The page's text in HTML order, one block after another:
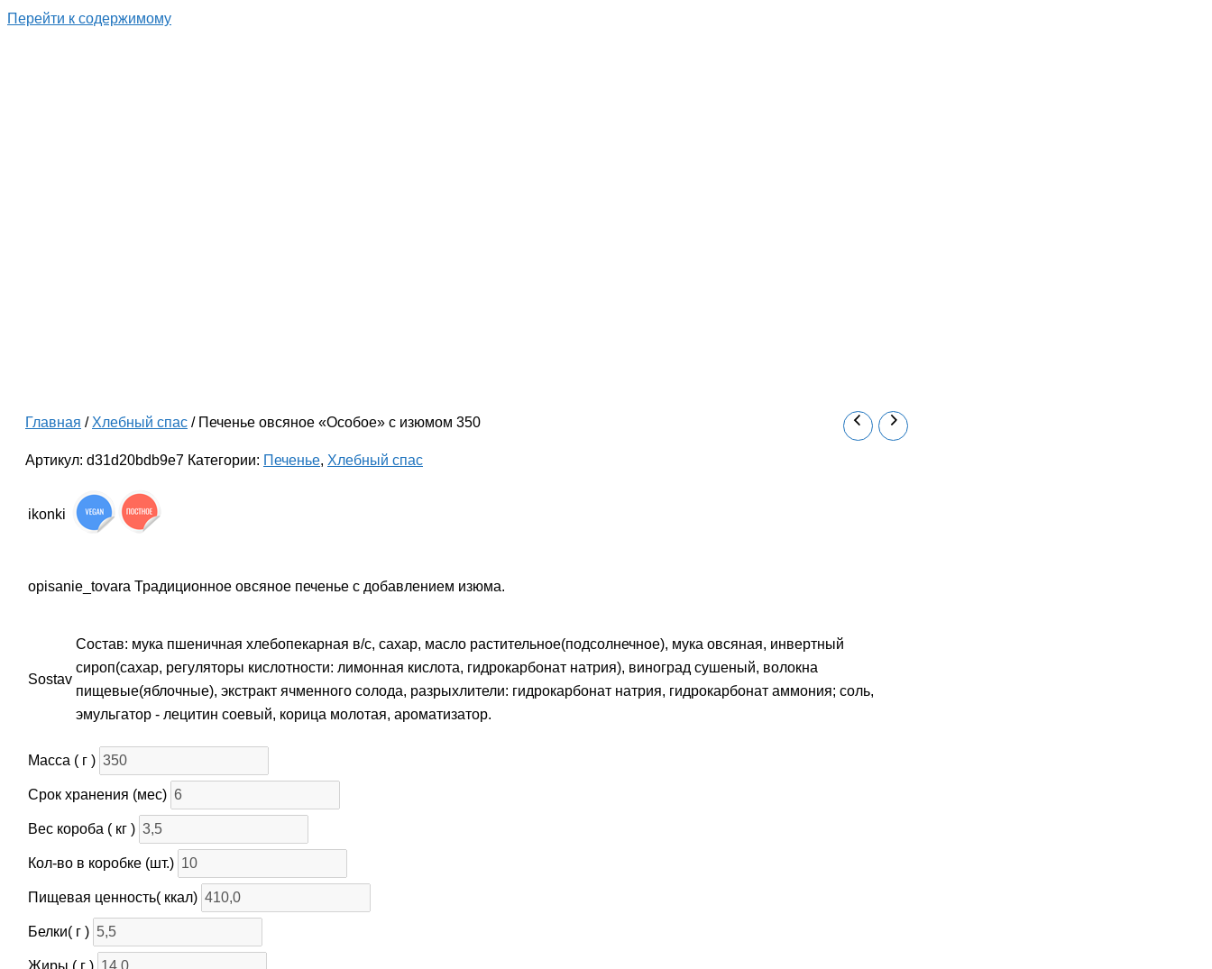
Перейти к содержимому
Главная / Хлебный спас / Печенье овсяное «Особое» с изюмом 350
Артикул: d31d20bdb9e7 Категории: Печенье, Хлебный спас
ikonki
opisanie_tovara Традиционное овсяное печенье с добавлением изюма.
Sostav
Состав: мука пшеничная хлебопекарная в/с, сахар, масло растительное(подсолнечное), мука овсяная, инвертный
сироп(сахар, регуляторы кислотности: лимонная кислота, гидрокарбонат натрия), виноград сушеный, волокна
пищевые(яблочные), экстракт ячменного солода, разрыхлители: гидрокарбонат натрия, гидрокарбонат аммония; соль,
эмульгатор - лецитин соевый, корица молотая, ароматизатор.
Масса ( г )
Срок хранения (мес)
Вес короба ( кг )
Кол-во в коробке (шт.)
Пищевая ценность( ккал)
Белки( г )
Жиры ( г )